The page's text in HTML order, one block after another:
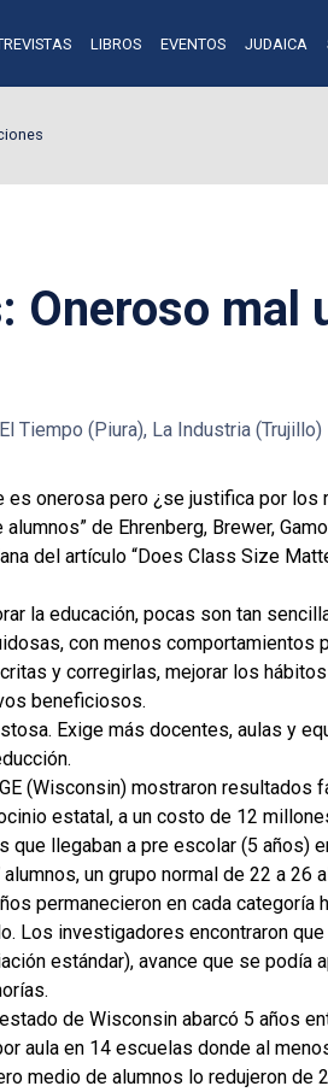
LIBROS EVENTOS JUDAICA
Oneroso mal
Tiempo (Piura), La Industria (Trujillo)
onerosa pero ¿se justifica por
de Ehrenberg, Brewer,
del artículo “Does Class Size
la educación, pocas son tan
con menos comportamientos
y corregirlas, mejorar los
beneficiosos.
Exige más docentes, aulas y
(Wisconsin) mostraron
estatal, a un costo de 12
llegaban a pre escolar (5 años)
un grupo normal de 22 a 26
permanecieron en cada
Los investigadores encontraron
estándar), avance que se podía
de Wisconsin abarcó 5 años
aula en 14 escuelas donde al
medio de alumnos lo redujeron de